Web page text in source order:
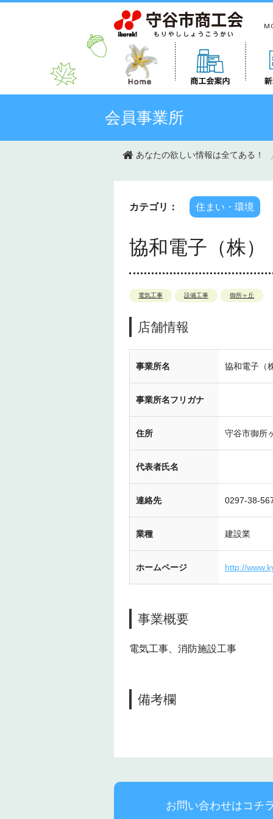
会員事業所
あなたの欲しい情報は全てある！
カテゴリ： 住まい・環境
協和電子（株）
電気工事 設備工事 御所ヶ丘
店舗情報
事業所名 協和電子（
事業所名フリガナ
住所 守谷市御所
代表者氏名
連絡先 0297-38-
業種 建設業
ホームページ http://
事業概要
電気工事、消防施設工事
備考欄
お問い合わせはコチラ